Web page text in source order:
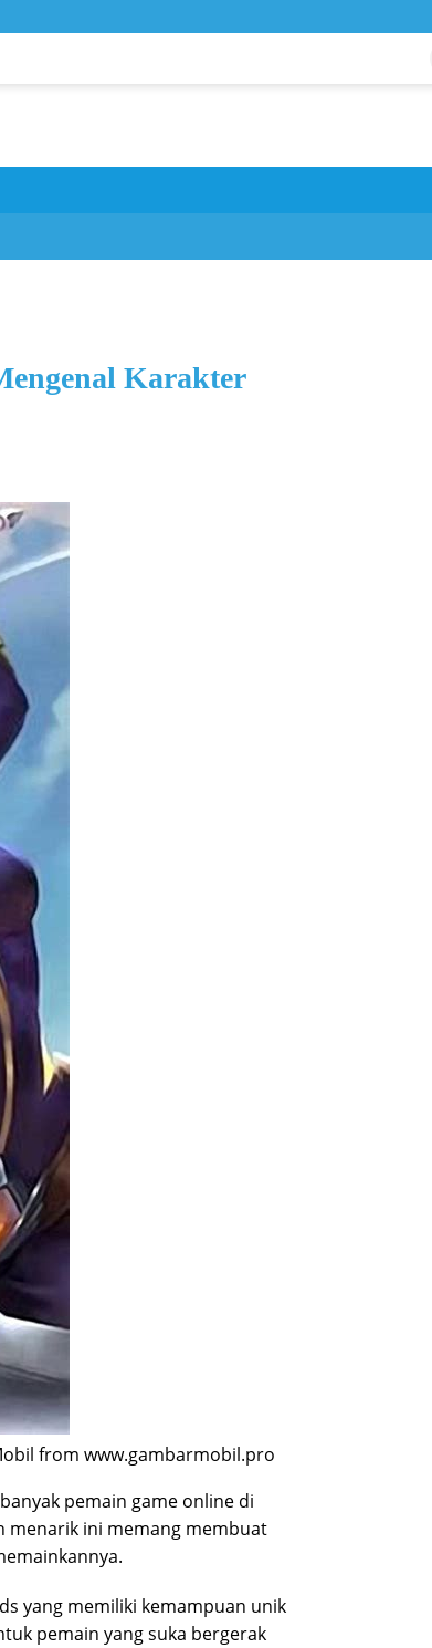
Topup
Karakter
from www.gambarmobil.pro
pemain game online di
menarik ini memang membuat
yang memiliki kemampuan unik
pemain yang suka bergerak